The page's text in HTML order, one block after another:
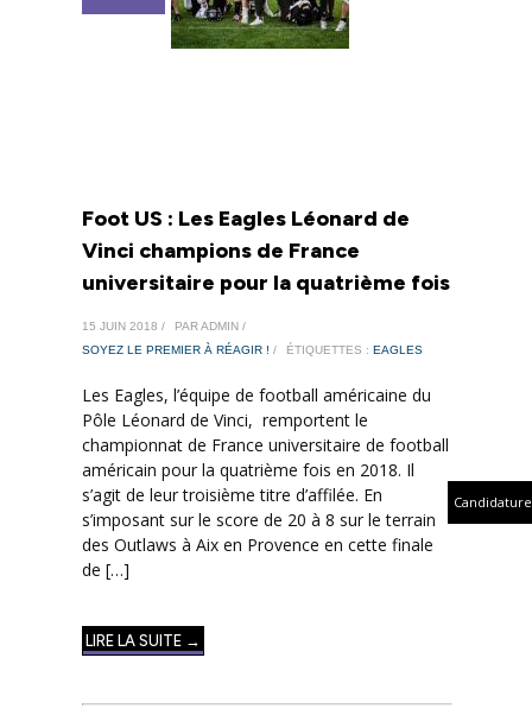
Foot US : Les Eagles Léonard de
Vinci champions de France
universitaire pour la quatrième fois
15 JUIN 2018 /
PAR ADMIN /
SOYEZ LE PREMIER À RÉAGIR ! / ÉTIQUETTES : EAGLES
Les Eagles, l’équipe de football américaine du
Pôle Léonard de Vinci, remportent le
championnat de France universitaire de football
américain pour la quatrième fois en 2018. Il
s’agit de leur troisième titre d’affilée. En
s’imposant sur le score de 20 à 8 sur le terrain
des Outlaws à Aix en Provence en cette finale
de […]
LIRE LA SUITE →
Candidature